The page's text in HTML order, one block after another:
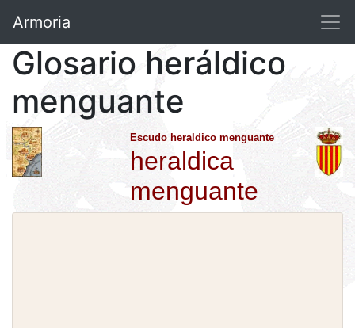
Armoria
Glosario heráldico
menguante
Escudo heraldico menguante
heraldica
menguante